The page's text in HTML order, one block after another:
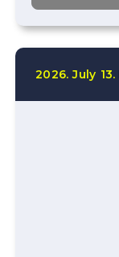
2026. July 13.